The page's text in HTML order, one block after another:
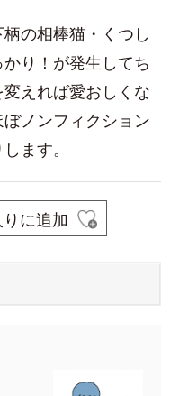
の相棒猫・くつし
り！が発生してち
えれば愛おしくな
ノンフィクション
ます。
に追加